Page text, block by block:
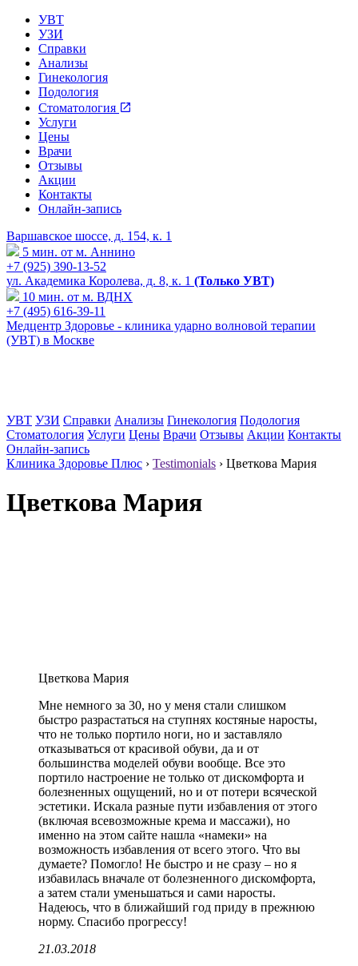
УВТ
УЗИ
Справки
Анализы
Гинекология
Подология
Стоматология
Услуги
Цены
Врачи
Отзывы
Акции
Контакты
Онлайн-запись
Варшавское шоссе, д. 154, к. 1
5 мин. от м. Аннино
+7 (925) 390-13-52
ул. Академика Королева, д. 8, к. 1 (Только УВТ)
10 мин. от м. ВДНХ
+7 (495) 616-39-11
Медцентр Здоровье - клиника ударно волновой терапии
(УВТ) в Москве
УВТ УЗИ Справки Анализы Гинекология Подология
Стоматология Услуги Цены Врачи Отзывы Акции Контакты
Онлайн-запись
Клиника Здоровье Плюс › Testimonials › Цветкова Мария
Цветкова Мария
Цветкова Мария
Мне немного за 30, но у меня стали слишком
быстро разрастаться на ступнях костяные наросты,
что не только портило ноги, но и заставляло
отказываться от красивой обуви, да и от
большинства моделей обуви вообще. Все это
портило настроение не только от дискомфорта и
болезненных ощущений, но и от потери всяческой
эстетики. Искала разные пути избавления от этого
(включая всевозможные крема и массажи), но
именно на этом сайте нашла «намеки» на
возможность избавления от всего этого. Что вы
думаете? Помогло! Не быстро и не сразу – но я
избавилась вначале от болезненного дискомфорта,
а затем стали уменьшаться и сами наросты.
Надеюсь, что в ближайший год приду в прежнюю
норму. Спасибо прогрессу!
21.03.2018